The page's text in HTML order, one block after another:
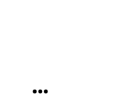
Варенья и соленья